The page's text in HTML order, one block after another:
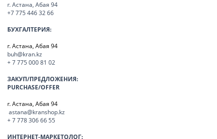
г. Астана, Абая 94
+7 775 446 32 66
БУХГАЛТЕРИЯ:
г. Астана, Абая 94
buh@kran.kz
+ 7 775 000 81 02
ЗАКУП/ПРЕДЛОЖЕНИЯ:
PURCHASE/OFFER
г. Астана, Абая 94
astana@kranshop.kz
+ 7 778 306 66 55
ИНТЕРНЕТ-МАРКЕТОЛОГ: